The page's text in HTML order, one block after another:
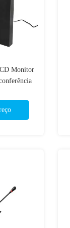
Monitor